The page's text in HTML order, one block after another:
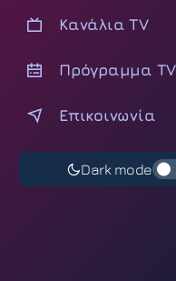
Κανάλια TV
Πρόγραμμα TV
Επικοινωνία
Dark mode